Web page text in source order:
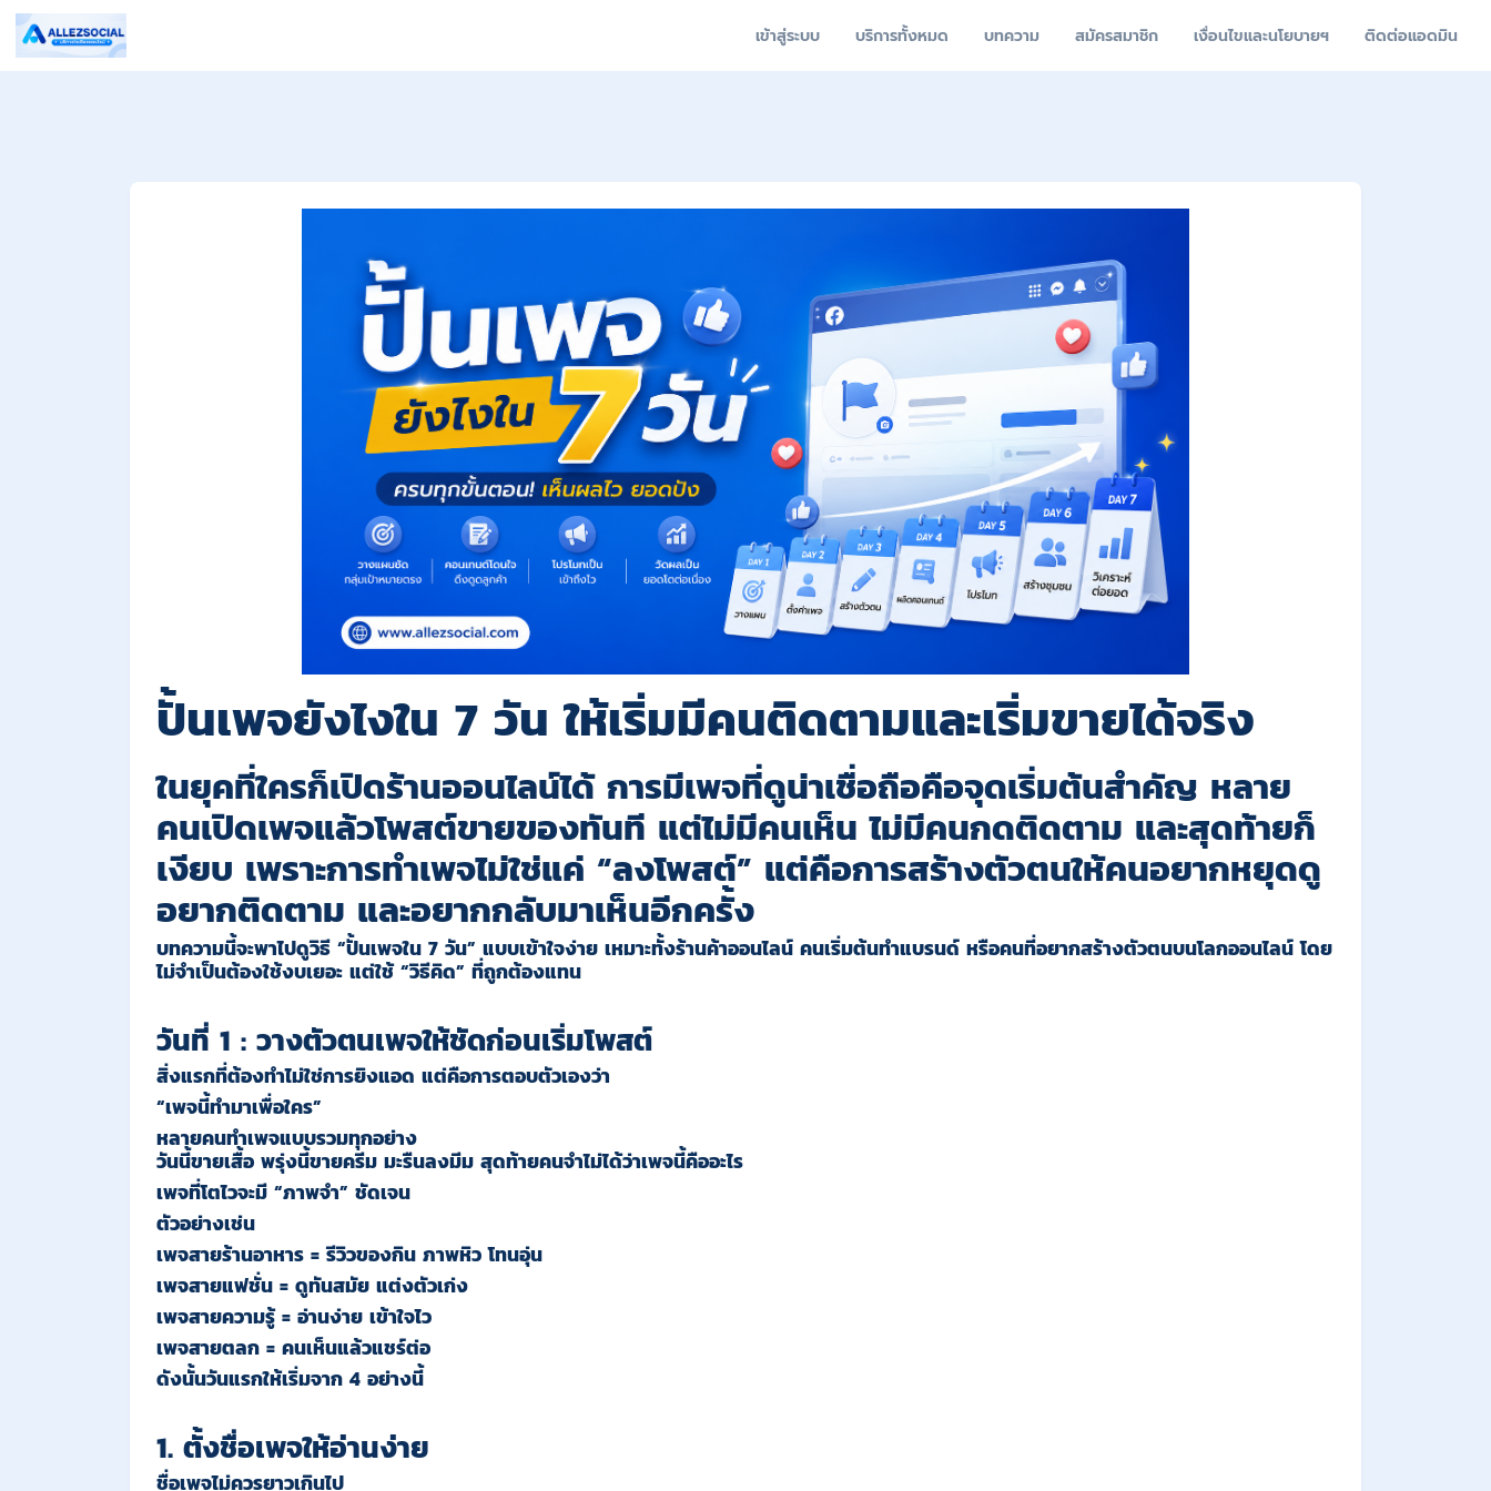
เข้าสู่ระบบ บริการทั้งหมด บทความ สมัครสมาชิก เงื่อนไขและนโยบายฯ ติดต่อแอดมิน
ปั้นเพจยังไงใน 7 วัน ให้เริ่มมีคนติดตามและเริ่มขายได้จริง
ในยุคที่ใครก็เปิดร้านออนไลน์ได้ การมีเพจที่ดูน่าเชื่อถือคือจุดเริ่มต้นสำคัญ หลาย
คนเปิดเพจแล้วโพสต์ขายของทันที แต่ไม่มีคนเห็น ไม่มีคนกดติดตาม และสุดท้ายก็
เงียบ เพราะการทำเพจไม่ใช่แค่ “ลงโพสต์” แต่คือการสร้างตัวตนให้คนอยากหยุดดู
อยากติดตาม และอยากกลับมาเห็นอีกครั้ง
บทความนี้จะพาไปดูวิธี “ปั้นเพจใน 7 วัน” แบบเข้าใจง่าย เหมาะทั้งร้านค้าออนไลน์ คนเริ่มต้นทำแบรนด์ หรือคนที่อยากสร้างตัวตนบนโลกออนไลน์ โดย
ไม่จำเป็นต้องใช้งบเยอะ แต่ใช้ “วิธีคิด” ที่ถูกต้องแทน
วันที่ 1 : วางตัวตนเพจให้ชัดก่อนเริ่มโพสต์
สิ่งแรกที่ต้องทำไม่ใช่การยิงแอด แต่คือการตอบตัวเองว่า
“เพจนี้ทำมาเพื่อใคร”
หลายคนทำเพจแบบรวมทุกอย่าง
วันนี้ขายเสื้อ พรุ่งนี้ขายครีม มะรืนลงมีม สุดท้ายคนจำไม่ได้ว่าเพจนี้คืออะไร
เพจที่โตไวจะมี “ภาพจำ” ชัดเจน
ตัวอย่างเช่น
เพจสายร้านอาหาร = รีวิวของกิน ภาพหิว โทนอุ่น
เพจสายแฟชั่น = ดูทันสมัย แต่งตัวเก่ง
เพจสายความรู้ = อ่านง่าย เข้าใจไว
เพจสายตลก = คนเห็นแล้วแชร์ต่อ
ดังนั้นวันแรกให้เริ่มจาก 4 อย่างนี้
1. ตั้งชื่อเพจให้อ่านง่าย
ชื่อเพจไม่ควรยาวเกินไป